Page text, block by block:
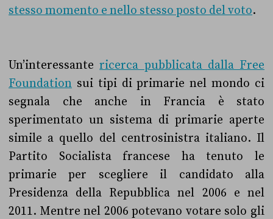
stesso momento e nello stesso posto del voto.
Un’interessantericerca pubblicata dalla Free
Foundation sui tipi di primarie nel mondo ci
segnala che anche in Francia è stato
sperimentato un sistema di primarie aperte
simile a quello del centrosinistra italiano. Il
Partito Socialista francese ha tenuto le
primarie per scegliere il candidato alla
Presidenza della Repubblica nel 2006 e nel
2011. Mentre nel 2006 potevano votare solo gli